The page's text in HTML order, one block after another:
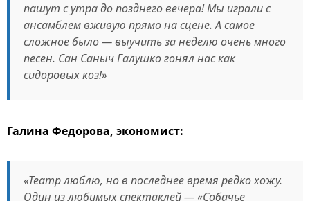
пашут с утра до позднего вечера! Мы играли с
ансамблем вживую прямо на сцене. А самое
сложное было — выучить за неделю очень много
песен. Сан Саныч Галушко гонял нас как
сидоровых коз!»
Галина Федорова, экономист:
«Театр люблю, но в последнее время редко хожу.
Один из любимых спектаклей — «Собачье